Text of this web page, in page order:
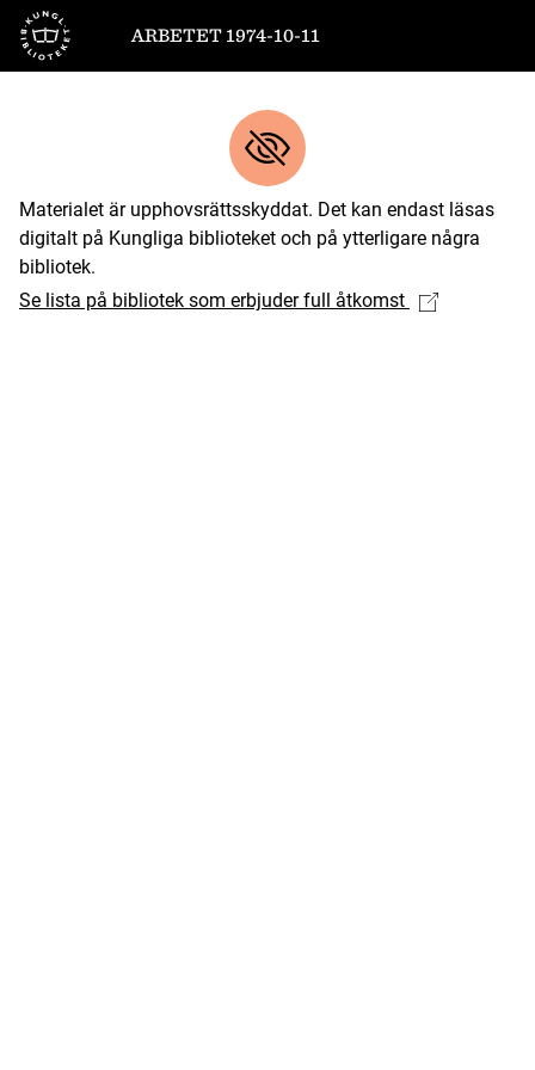
Till startsidan
ARBETET 1974-10-11
Materialet är upphovsrättsskyddat. Det kan endast läsas
digitalt på Kungliga biblioteket och på ytterligare några
bibliotek.
Se lista på bibliotek som erbjuder full åtkomst